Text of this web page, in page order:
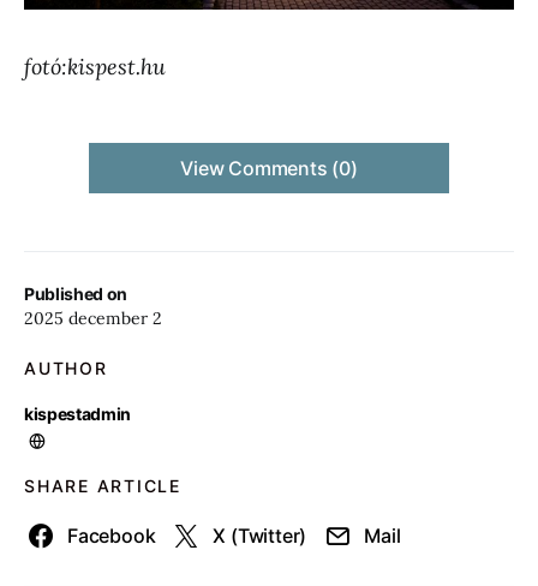
Published on
2025 december 2
AUTHOR
kispestadmin
SHARE ARTICLE
Facebook X (Twitter) Mail
fotó:kispest.hu
View Comments (0)